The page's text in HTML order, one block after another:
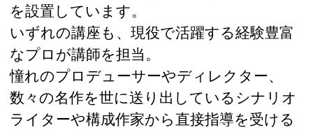
を設置しています。
いずれの講座も、現役で活躍する経験豊富
なプロが講師を担当。
憧れのプロデューサーやディレクター、
数々の名作を世に送り出しているシナリオ
ライターや構成作家から直接指導を受ける